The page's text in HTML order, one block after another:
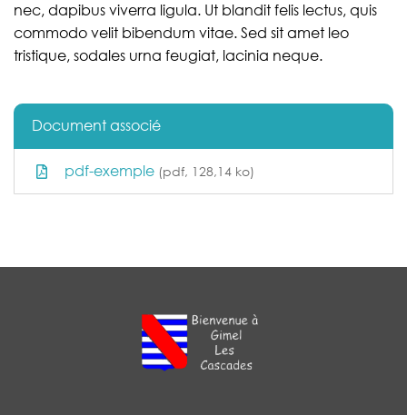
nec, dapibus viverra ligula. Ut blandit felis lectus, quis
commodo velit bibendum vitae. Sed sit amet leo
tristique, sodales urna feugiat, lacinia neque.
Document associé
pdf-exemple (pdf, 128,14 ko)